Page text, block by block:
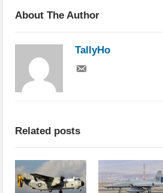
About The Author
TallyHo
Related posts